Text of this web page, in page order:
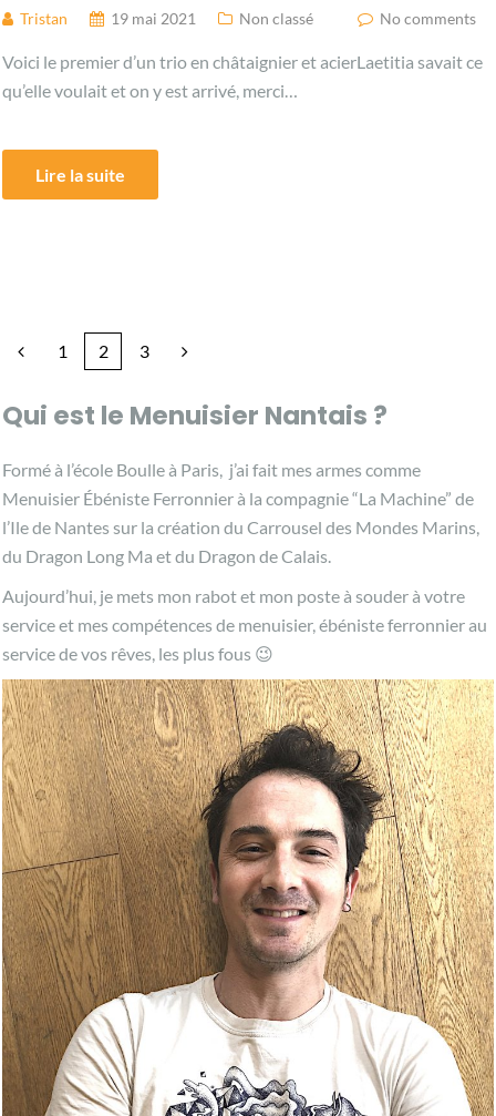
Tristan 19 mai 2021 Non classé No comments
Voici le premier d’un trio en châtaignier et acierLaetitia savait ce
qu’elle voulait et on y est arrivé, merci…
Lire la suite
1 2 3
Qui est le Menuisier Nantais ?
Formé à l’école Boulle à Paris, j’ai fait mes armes comme
Menuisier Ébéniste Ferronnier à la compagnie “La Machine” de
l’Ile de Nantes sur la création du Carrousel des Mondes Marins,
du Dragon Long Ma et du Dragon de Calais.
Aujourd’hui, je mets mon rabot et mon poste à souder à votre
service et mes compétences de menuisier, ébéniste ferronnier au
service de vos rêves, les plus fous 😉